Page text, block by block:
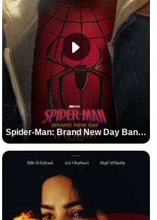
Spider-Man: Brand New Day Bande-annonce VO STFR